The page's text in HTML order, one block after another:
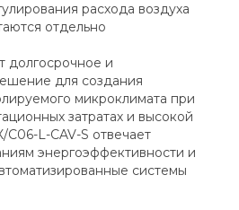
расхода воздуха
отдельно
долгосрочное и
для создания
микроклимата при
затратах и высокой
L-CAV-S отвечает
энергоэффективности и
системы